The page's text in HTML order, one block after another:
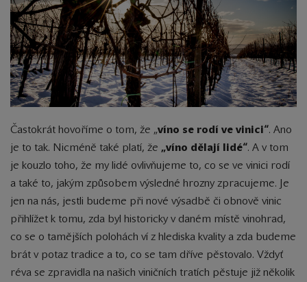
Častokrát hovoříme o tom, že „víno se rodí ve vinici“. Ano
je to tak. Nicméně také platí, že „víno dělají lidé“. A v tom
je kouzlo toho, že my lidé ovlivňujeme to, co se ve vinici rodí
a také to, jakým způsobem výsledné hrozny zpracujeme. Je
jen na nás, jestli budeme při nové výsadbě či obnově vinic
přihlížet k tomu, zda byl historicky v daném místě vinohrad,
co se o tamějších polohách ví z hlediska kvality a zda budeme
brát v potaz tradice a to, co se tam dříve pěstovalo. Vždyť
réva se zpravidla na našich viničních tratích pěstuje již několik